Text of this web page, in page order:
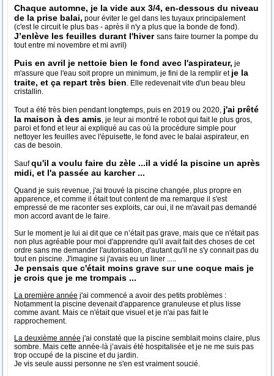
Chaque automne, je la vide aux 3/4, en-dessous du niveau
de la prise balai, pour éviter le gel dans les tuyaux principalement
(c'est le circuit le plus bas - après il n'y a plus que la bonde de fond).
J’enlève les feuilles durant l'hiver sans faire tourner la pompe du
tout entre mi novembre et mi avril)
Puis en avril je nettoie bien le fond avec l'aspirateur, je
m'assure que l'eau soit propre un minimum, je fini de la remplir et je la
traite, et ça repart très bien. Elle redevenait vite d'un beau bleu
cristallin.
Tout a été très bien pendant longtemps, puis en 2019 ou 2020, j'ai prêté
la maison à des amis, je leur ai montré le robot qui fait le plus gros,
paroi et fond et leur ai expliqué au cas où la procédure simple pour
nettoyer les feuilles avec l'épuisette, le fond avec le balai aspirateur, en
cas de besoin.
Saufqu'il a voulu faire du zèle ...il a vidé la piscine un après
midi, et l'a passée au karcher ...
Quand je suis revenue, j'ai trouvé la piscine changée, plus propre en
apparence, et comme il était tout content de ma remarque il s'est
empressé de me raconter ses exploits, car oui, il ne m'avait pas demandé
mon accord avant de le faire.
Sur le moment je lui ai dit que ce n’était pas grave, mais que ce n'était pas
non plus agréable pour moi d'apprendre qu'il avait fait des choses de cet
ordre sans me demander l'autorisation, d'autant qu'il ne s'y connait pas du
tout en piscine. J'imagine si j'avais eu un liner .....
Je pensais que c'était moins grave sur une coque mais je
je crois que je me trompais ...
La première année j'ai commencé a avoir des petits problèmes :
Notamment la piscine devenait d'apparence granuleuse et plus lisse
comme avant. Mais ce n'était que visuel et je n'ai pas fait le
rapprochement.
La deuxième année j'ai constaté que la piscine semblait moins claire, plus
sombre. Mais cette année-là j’avais été hospitalisée et je ne me suis pas
trop occupé de la piscine et du jardin.
Je vis seule aussi personne ne s'en est vraiment soucié.